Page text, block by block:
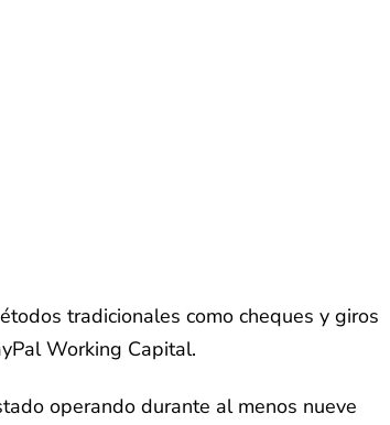
tradicionales como cheques y giros
Working Capital.
operando durante al menos nueve